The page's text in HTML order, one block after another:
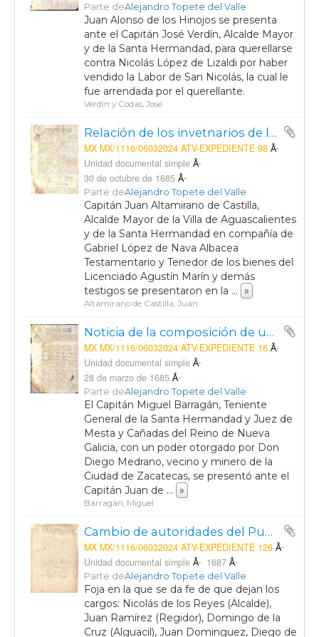
Parte deAlejandro Topete del Valle
Juan Alonso de los Hinojos se presenta
ante el Capitán José Verdín, Alcalde Mayor
y de la Santa Hermandad, para querellarse
contra Nicolás López de Lizaldi por haber
vendido la Labor de San Nicolás, la cual le
fue arrendada por el querellante.
Verdín y Codas, José
Relación de los invetnarios de la testamentaría del finado Licenciado Agustín Marín
MX MX/1116/06032024 ATV-EXPEDIENTE 98
Unidad documental simple
30 de octubre de 1685
Parte deAlejandro Topete del Valle
Capitán Juan Altamirano de Castilla,
Alcalde Mayor de la Villa de Aguascalientes
y de la Santa Hermandad en compañía de
Gabriel López de Nava Albacea
Testamentario y Tenedor de los bienes del
Licenciado Agustín Marín y demás
testigos se presentaron en la ... »
Altamirano de Castilla, Juan
Noticia de la composición de unos terrenos realizada en favor de Don Diego Medrano, vecino y minero de la Ciudad de Zacatecas.
MX MX/1116/06032024 ATV-EXPEDIENTE 16
Unidad documental simple
28 de marzo de 1685
Parte deAlejandro Topete del Valle
El Capitán Miguel Barragán, Teniente
General de la Santa Hermandad y Juez de
Mesta y Cañadas del Reino de Nueva
Galicia, con un poder otorgado por Don
Diego Medrano, vecino y minero de la
Ciudad de Zacatecas, se presentó ante el
Capitán Juan de ... »
Barragán, Miguel
Cambio de autoridades del Pueblo de San José de Gracia
MX MX/1116/06032024 ATV-EXPEDIENTE 126
Unidad documental simple
1687
Parte deAlejandro Topete del Valle
Foja en la que se da fe de que dejan los
cargos: Nicolás de los Reyes (Alcalde),
Juan Ramírez (Regidor), Domingo de la
Cruz (Alguacil), Juan Dominguez, Diego de